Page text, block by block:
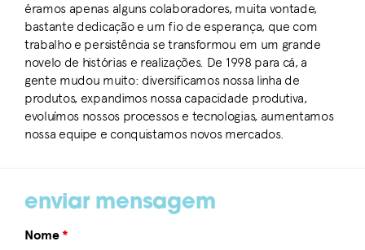
éramos apenas alguns colaboradores, muita vontade,
bastante dedicação e um fio de esperança, que com
trabalho e persistência se transformou em um grande
novelo de histórias e realizações. De 1998 para cá, a
gente mudou muito: diversificamos nossa linha de
produtos, expandimos nossa capacidade produtiva,
evoluímos nossos processos e tecnologias, aumentamos
nossa equipe e conquistamos novos mercados.
enviar mensagem
Nome *